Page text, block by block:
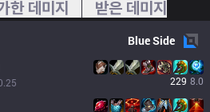
한 데미지 받은 데미지
BlueSide
229 8.0